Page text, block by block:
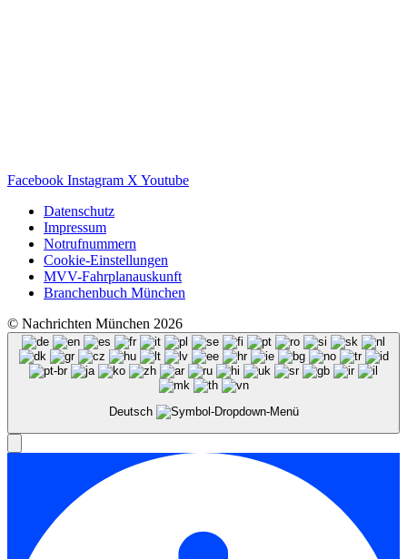
Facebook Instagram X Youtube
Datenschutz
Impressum
Notrufnummern
Cookie-Einstellungen
MVV-Fahrplanauskunft
Branchenbuch München
© Nachrichten München 2026
Deutsch